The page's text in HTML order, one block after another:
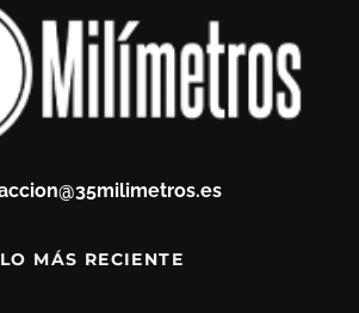
LO MÁS RECIENTE